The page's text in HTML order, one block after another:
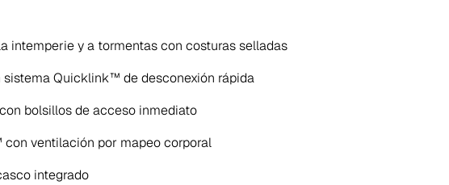
intemperie y a tormentas con costuras selladas
Quicklink™ de desconexión rápida
bolsillos de acceso inmediato
ventilación por mapeo corporal
integrado